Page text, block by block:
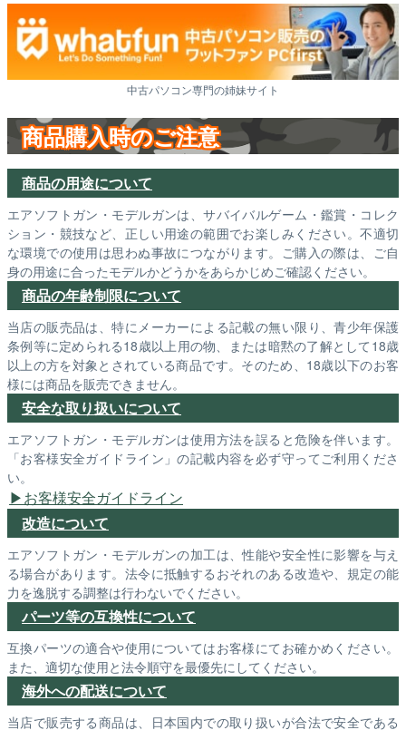
中古パソコン専門の姉妹サイト
商品購入時のご注意
商品の用途について
エアソフトガン・モデルガンは、サバイバルゲーム・鑑賞・コレク
ション・競技など、正しい用途の範囲でお楽しみください。不適切
な環境での使用は思わぬ事故につながります。ご購入の際は、ご自
身の用途に合ったモデルかどうかをあらかじめご確認ください。
商品の年齢制限について
当店の販売品は、特にメーカーによる記載の無い限り、青少年保護
条例等に定められる18歳以上用の物、または暗黙の了解として18歳
以上の方を対象とされている商品です。そのため、18歳以下のお客
様には商品を販売できません。
安全な取り扱いについて
エアソフトガン・モデルガンは使用方法を誤ると危険を伴います。
「お客様安全ガイドライン」の記載内容を必ず守ってご利用くださ
い。
お客様安全ガイドライン
改造について
エアソフトガン・モデルガンの加工は、性能や安全性に影響を与え
る場合があります。法令に抵触するおそれのある改造や、規定の能
力を逸脱する調整は行わないでください。
パーツ等の互換性について
互換パーツの適合や使用についてはお客様にてお確かめください。
また、適切な使用と法令順守を最優先にしてください。
海外への配送について
当店で販売する商品は、日本国内での取り扱いが合法で安全である